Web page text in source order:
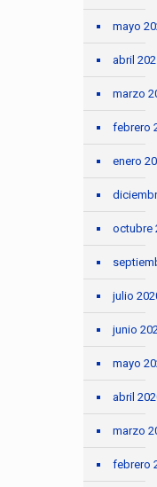
mayo
abril
marzo
febrero
enero
octubre
julio
junio
mayo
abril
marzo
febrero